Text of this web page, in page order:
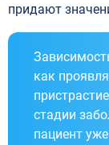
придают
как
стадии
пациент